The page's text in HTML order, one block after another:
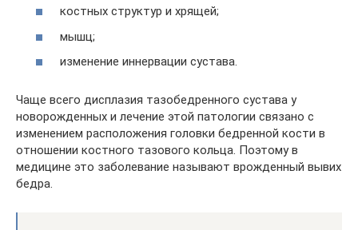
костных структур и хрящей;
мышц;
изменение иннервации сустава.
Чаще всего дисплазия тазобедренного сустава у
новорожденных и лечение этой патологии связано с
изменением расположения головки бедренной кости в
отношении костного тазового кольца. Поэтому в
медицине это заболевание называют врожденный вывих
бедра.